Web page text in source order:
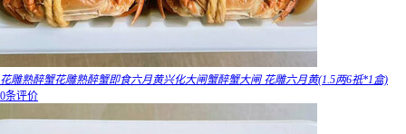
花雕熟醉蟹花雕熟醉蟹即食六月黄兴化大闸蟹醉蟹大闸 花雕六月黄(1.5两6祇*1盒)
0条评价